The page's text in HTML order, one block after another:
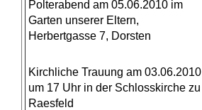
Polterabend am 05.06.2010 im
Garten unserer Eltern,
Herbertgasse 7, Dorsten
Kirchliche Trauung am 03.06.2010
um 17 Uhr in der Schlosskirche zu
Raesfeld